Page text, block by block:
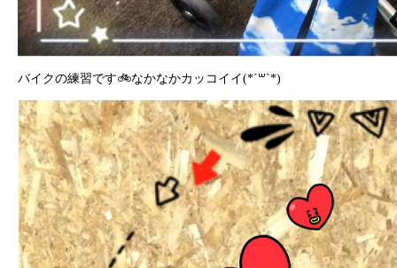
バイクの練習です🚲なかなかカッコイイ(*´꒳`*)